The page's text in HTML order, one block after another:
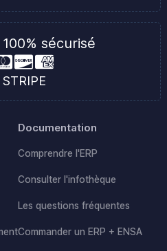
sécurisé
STRIPE
Documentation
Comprendre l'ERP
Consulter l'infothèque
Les questions fréquentes
Commander un ERP + ENSA